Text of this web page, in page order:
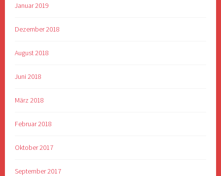
Januar 2019
Dezember 2018
August 2018
Juni 2018
März 2018
Februar 2018
Oktober 2017
September 2017